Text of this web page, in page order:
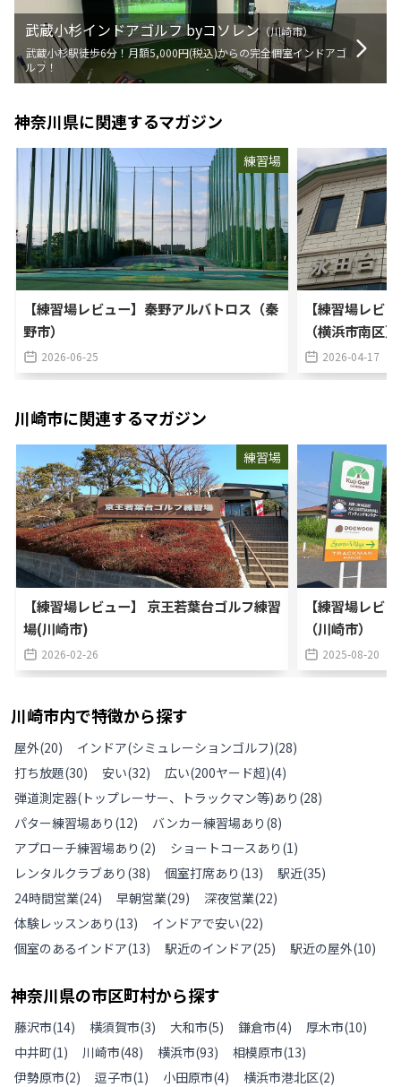
武蔵小杉インドアゴルフ byコソレン（川崎市）
武蔵小杉駅徒歩6分！月額5,000円(税込)からの完全個室インドアゴ
ルフ！
神奈川県に関連するマガジン
練習場
【練習場レビュー】秦野アルバトロス（秦
野市）
2026-06-25
【練習場レビ
（横浜市南区）
2026-04-17
川崎市に関連するマガジン
練習場
【練習場レビュー】 京王若葉台ゴルフ練習
場(川崎市)
2026-02-26
【練習場レビ
（川崎市）
2025-08-20
川崎市内で特徴から探す
屋外(20) インドア(シミュレーションゴルフ)(28)
打ち放題(30) 安い(32) 広い(200ヤード超)(4)
弾道測定器(トップレーサー、トラックマン等)あり (28)
パター練習場あり (12) バンカー練習場あり (8)
アプローチ練習場あり (2) ショートコースあり (1)
レンタルクラブあり (38) 個室打席あり (13) 駅近(35)
24時間営業(24) 早朝営業(29) 深夜営業(22)
体験レッスンあり (13) インドアで安い(22)
個室のあるインドア(13) 駅近のインドア(25) 駅近の屋外(10)
神奈川県の市区町村から探す
藤沢市(14) 横須賀市(3) 大和市(5) 鎌倉市(4) 厚木市(10)
中井町(1) 川崎市(48) 横浜市(93) 相模原市(13)
伊勢原市(2) 逗子市(1) 小田原市(4) 横浜市港北区(2)